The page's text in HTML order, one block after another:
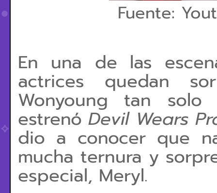
Fuente:
En una de las
actrices quedan
Wonyoung tan
estrenóDevil Wears
dio a conocer que
mucha ternura y
especial, Meryl.